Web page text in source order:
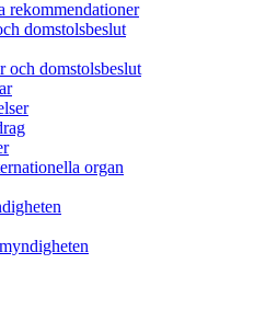
rekommendationer
domstolsbeslut
och domstolsbeslut
organ